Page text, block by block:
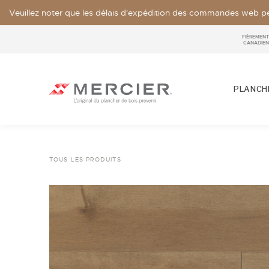
Veuillez noter que les délais d'expédition des commandes web
FIÈREMENT
CANADIEN
TOUS LES PRODUITS